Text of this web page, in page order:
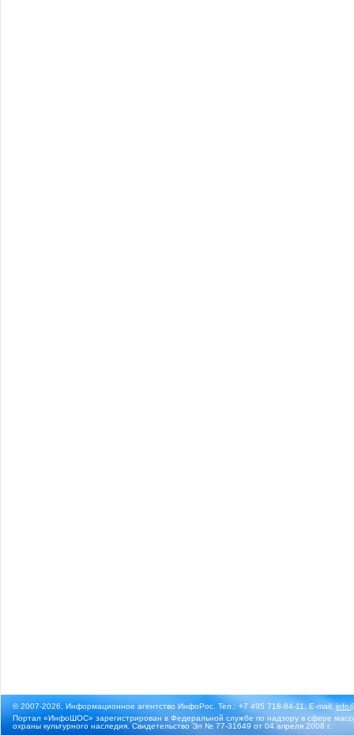
© 2007-2026, Информационное агентство ИнфоРос. Тел.: +7 495 718-84-11, E-mail:
Портал «ИнфоШОС» зарегистрирован в Федеральной службе по надзору в сфере
охраны культурного наследия. Свидетельство Эл № 77-31649 от 04 апреля 2008 г.